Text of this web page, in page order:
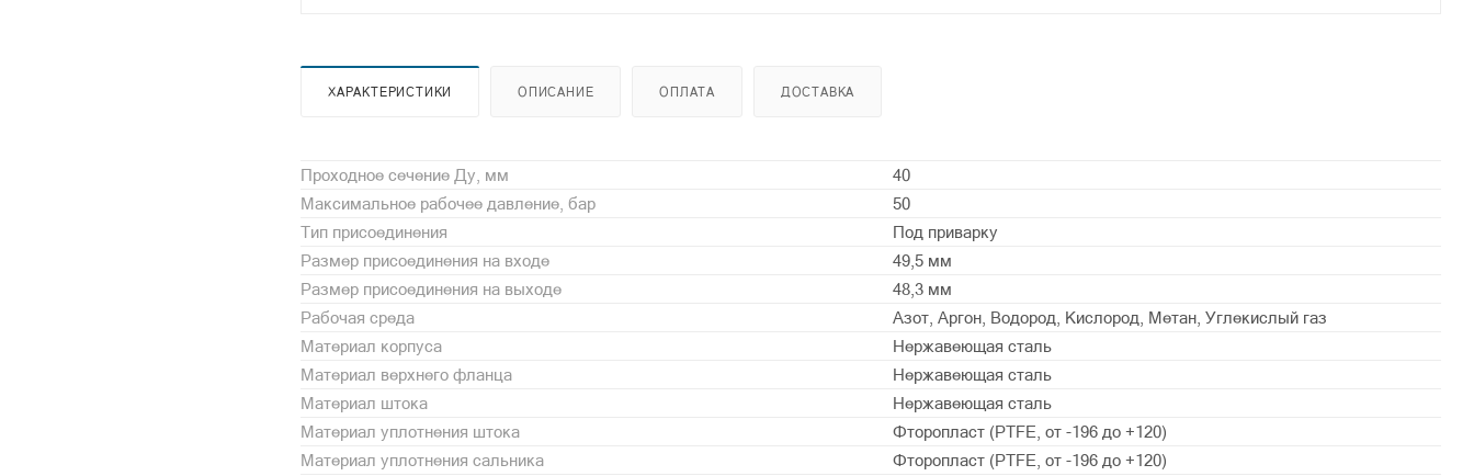
ХАРАКТЕРИСТИКИ ОПИСАНИЕ ОПЛАТА ДОСТАВКА
Проходное сечение Ду, мм
40
Максимальное рабочее давление, бар
50
Тип присоединения
Под приварку
Размер присоединения на входе
49,5 мм
Размер присоединения на выходе
48,3 мм
Рабочая среда
Азот, Аргон, Водород, Кислород, Метан, Углекислый газ
Материал корпуса
Нержавеющая сталь
Материал верхнего фланца
Нержавеющая сталь
Материал штока
Нержавеющая сталь
Материал уплотнения штока
Фторопласт (PTFE, от -196 до +120)
Материал уплотнения сальника
Фторопласт (PTFE, от -196 до +120)